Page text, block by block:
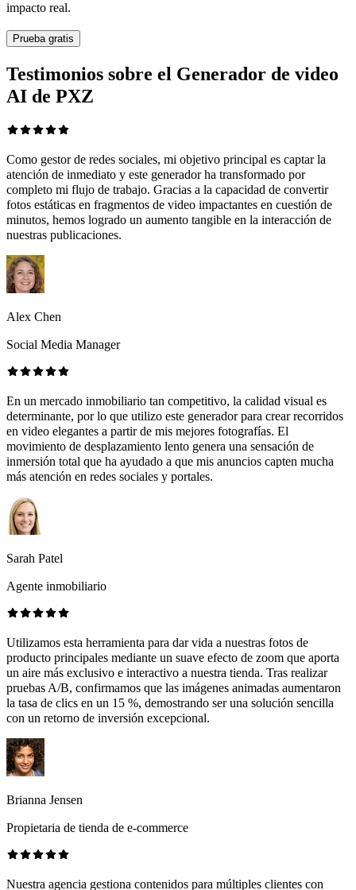
impacto real.
Prueba gratis
Testimonios sobre el Generador de video
AI de PXZ
Como gestor de redes sociales, mi objetivo principal es captar la
atención de inmediato y este generador ha transformado por
completo mi flujo de trabajo. Gracias a la capacidad de convertir
fotos estáticas en fragmentos de video impactantes en cuestión de
minutos, hemos logrado un aumento tangible en la interacción de
nuestras publicaciones.
Alex Chen
Social Media Manager
En un mercado inmobiliario tan competitivo, la calidad visual es
determinante, por lo que utilizo este generador para crear recorridos
en video elegantes a partir de mis mejores fotografías. El
movimiento de desplazamiento lento genera una sensación de
inmersión total que ha ayudado a que mis anuncios capten mucha
más atención en redes sociales y portales.
Sarah Patel
Agente inmobiliario
Utilizamos esta herramienta para dar vida a nuestras fotos de
producto principales mediante un suave efecto de zoom que aporta
un aire más exclusivo e interactivo a nuestra tienda. Tras realizar
pruebas A/B, confirmamos que las imágenes animadas aumentaron
la tasa de clics en un 15 %, demostrando ser una solución sencilla
con un retorno de inversión excepcional.
Brianna Jensen
Propietaria de tienda de e-commerce
Nuestra agencia gestiona contenidos para múltiples clientes con